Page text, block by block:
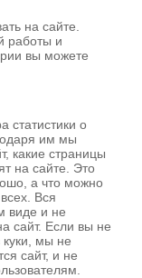
на сайте.
работы и
вы можете
статистики о
им мы
какие страницы
на сайте. Это
а что можно
Вся
виде и не
сайт. Если вы не
куки, мы не
сайт, и не